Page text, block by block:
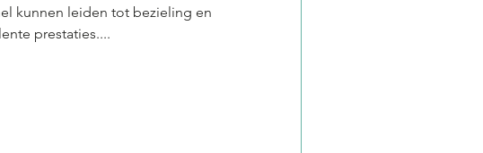
kunnen leiden tot bezieling en
prestaties....